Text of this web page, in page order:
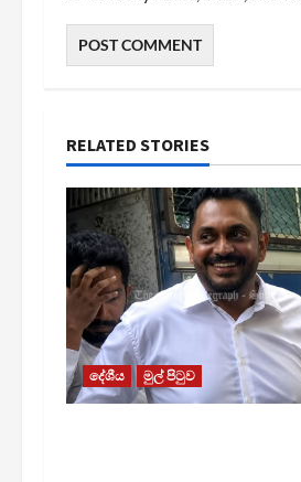
RELATED STORIES
දේශීය මුල් පිටුව